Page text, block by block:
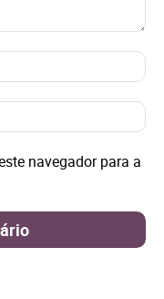
E-
navegador para a